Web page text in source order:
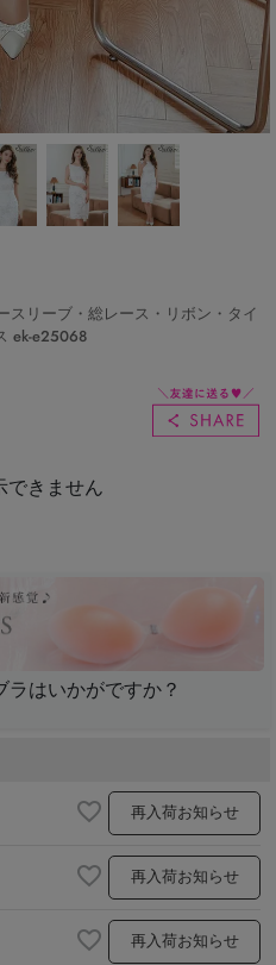
スリーブ・総レース・リボン・タイ
ek-e25068
できません
はいかがですか？
再入荷お知らせ
再入荷お知らせ
再入荷お知らせ